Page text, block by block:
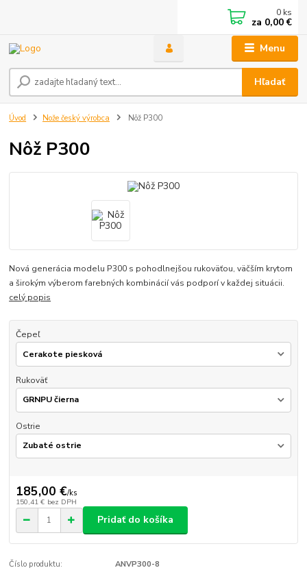
Menu
Hľadať
0 ks
za 0,00 €
Úvod Nože český výrobca Nôž P300
Nôž P300
Nová generácia modelu P300 s pohodlnejšou rukoväťou, väčším krytom
a širokým výberom farebných kombinácií vás podporí v každej situácii.
celý popis
Čepeľ
Rukoväť
Ostrie
185,00 €/ks
150,41 € bez DPH
Pridať do košíka
Číslo produktu: ANVP300-8